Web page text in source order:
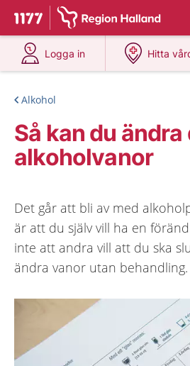
Till startsidan för 1177
Du har valt region Halland
Logga in
på 1177.se
Hitta
på
Alkohol
Så kan du ändra
alkoholvanor
Det går att bli av med
är att du själv vill ha en
inte att andra vill att du ska
ändra vanor utan behandling.